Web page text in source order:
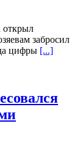
открыл
забросил
цифры [...]